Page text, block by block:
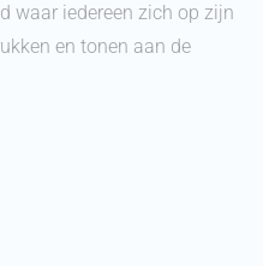
waar iedereen zich op zijn
en tonen aan de